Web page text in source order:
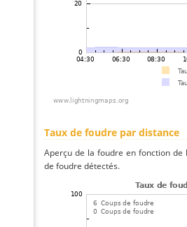
Taux de foudre par distance
Aperçu de la foudre en fonction
de foudre détectés.